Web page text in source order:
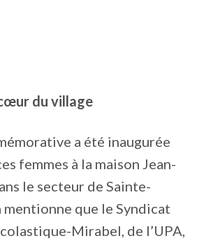
du village
a été inaugurée
femmes à la maison Jean-
le secteur de Sainte-
que le Syndicat
Mirabel, de l’UPA,